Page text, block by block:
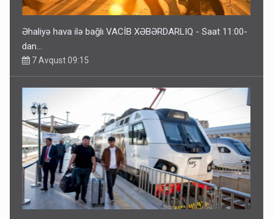
Əhaliyə hava ilə bağlı VACİB XƏBƏRDARLIQ - Saat 11:00-
dan…
7 Avqust 09:15